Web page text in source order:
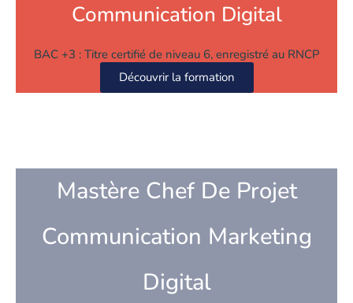
Communication Digital
BAC +3 : Titre certifié de niveau 6, enregistré au RNCP
Découvrir la formation
Mastère Chef De Projet
Communication Marketing
Digital